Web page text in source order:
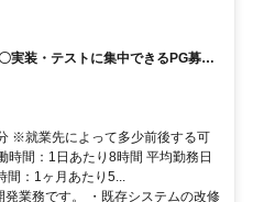
実装・テストに集中できるPG募集
※就業先によって多少前後する可
時間：1日あたり8時間 平均勤務日
間：1ヶ月あたり5...
業務です。 ・既存システムの改修